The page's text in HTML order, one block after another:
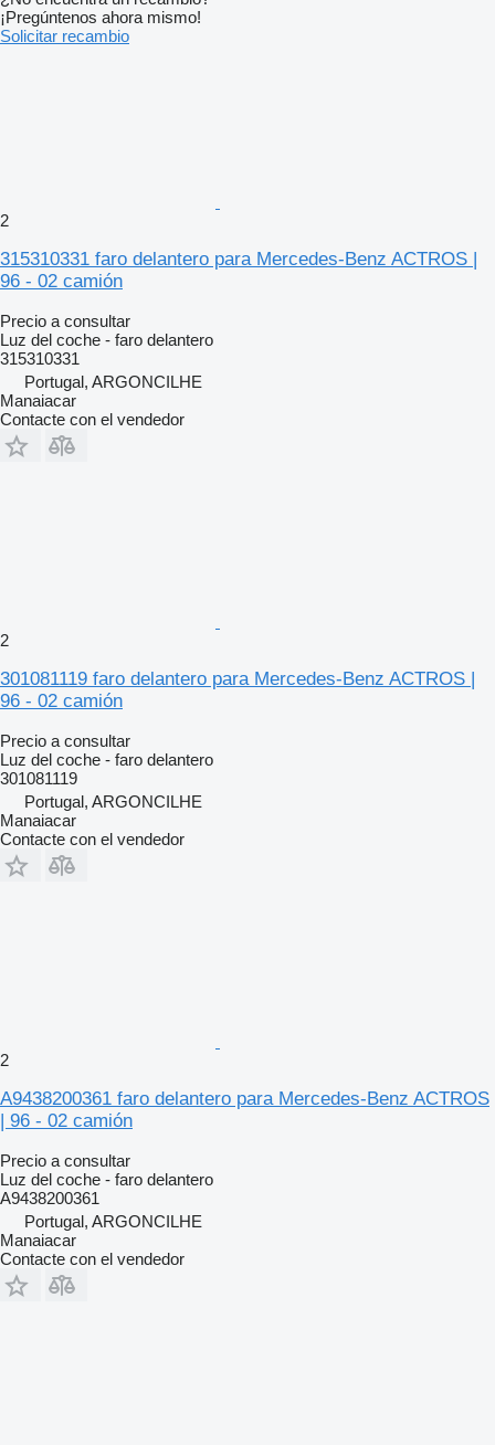
¡Pregúntenos ahora mismo!
Solicitar recambio
2
315310331 faro delantero para Mercedes-Benz ACTROS |
96 - 02 camión
Precio a consultar
Luz del coche - faro delantero
315310331
Portugal, ARGONCILHE
Manaiacar
Contacte con el vendedor
2
301081119 faro delantero para Mercedes-Benz ACTROS |
96 - 02 camión
Precio a consultar
Luz del coche - faro delantero
301081119
Portugal, ARGONCILHE
Manaiacar
Contacte con el vendedor
2
A9438200361 faro delantero para Mercedes-Benz ACTROS
| 96 - 02 camión
Precio a consultar
Luz del coche - faro delantero
A9438200361
Portugal, ARGONCILHE
Manaiacar
Contacte con el vendedor